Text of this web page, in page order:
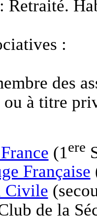
: Retraité.
:
des
à titre
(1 ere
Française
Civile
de la